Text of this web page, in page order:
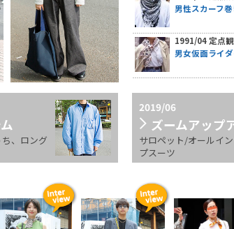
男性スカーフ巻
1991/04 定点
男女仮面ライ
、ロング
2019/06
ズームアップ
サロペット/オールイ
プスーツ